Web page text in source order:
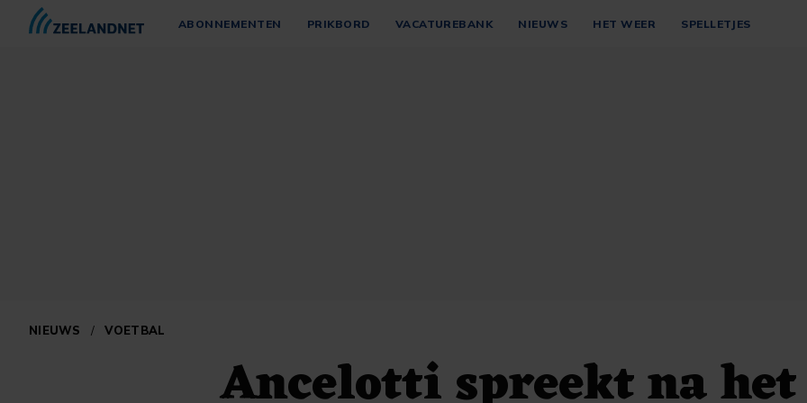
ABONNEMENTEN PRIKBORD VACATUREBANK NIEUWS HET WEER SPELLETJES
NIEUWS / VOETBAL